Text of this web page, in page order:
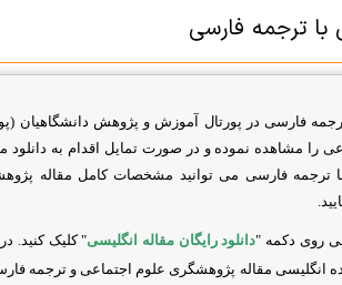
با ترجمه فارسی
ترجمه فارسی در پورتال آموزش و پژوهش
مشاهده نموده و در صورت تمایل اقدام به دانلود
ترجمه فارسی می توانید مشخصات کامل مقاله
روی دکمه "دانلود رایگان مقاله انگلیسی" کلیک کنید.
انگلیسی مقاله پژوهشگری علوم اجتماعی و ترجمه